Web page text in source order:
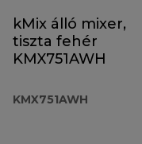
kMix álló mixer,
tiszta fehér
KMX751AWH
KMX751AWH